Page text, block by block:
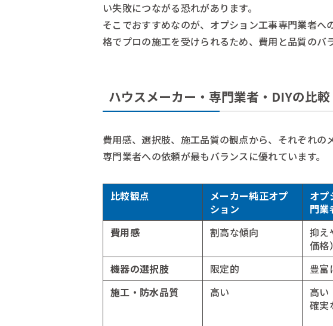
い失敗につながる恐れがあります。
そこでおすすめなのが、オプション工事専門業者へ
格でプロの施工を受けられるため、費用と品質のバ
ハウスメーカー・専門業者・DIYの比較
費用感、選択肢、施工品質の観点から、それぞれの
専門業者への依頼が最もバランスに優れています。
比較観点
メーカー純正オプ
ション
オプ
門業
費用感 割高な傾向
抑え
価格）
機器の選択肢
限定的 豊富
施工・防水品質
高い
高い
確実